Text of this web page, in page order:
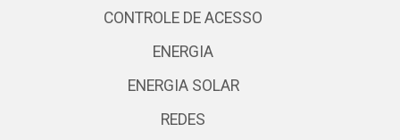
CONTROLE DE ACESSO
ENERGIA
ENERGIA SOLAR
REDES